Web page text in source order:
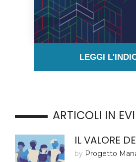
LEGGI
ARTICOLI IN
IL VALORE
by Progetto